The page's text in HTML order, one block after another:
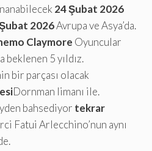
24 Şubat 2026
2026Avrupa ve Asya’da.
Claymore Oyuncular
beklenen 5 yıldız.
bir parçası olacak
Dornman limanı ile.
bahsediyor tekrar
Fatui Arlecchino’nun aynı